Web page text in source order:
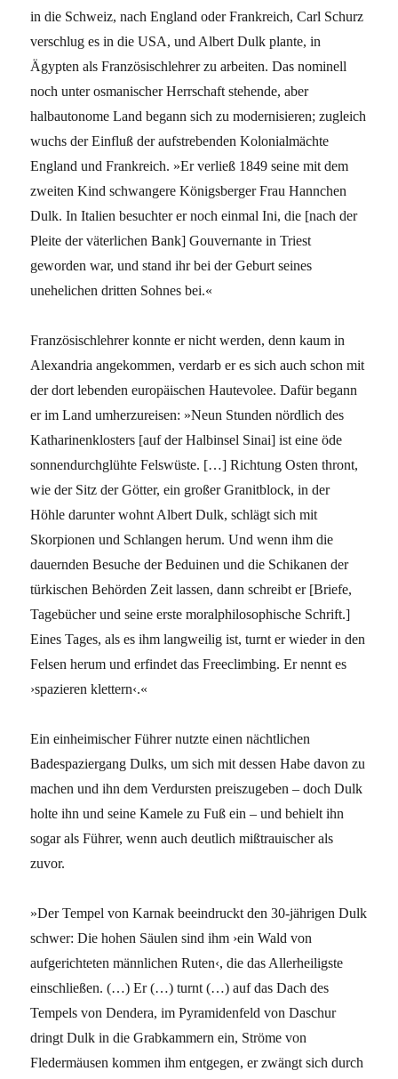
in die Schweiz, nach England oder Frankreich, Carl Schurz
verschlug es in die USA, und Albert Dulk plante, in
Ägypten als Französischlehrer zu arbeiten. Das nominell
noch unter osmanischer Herrschaft stehende, aber
halbautonome Land begann sich zu modernisieren; zugleich
wuchs der Einfluß der aufstrebenden Kolonialmächte
England und Frankreich. »Er verließ 1849 seine mit dem
zweiten Kind schwangere Königsberger Frau Hannchen
Dulk. In Italien besuchter er noch einmal Ini, die [nach der
Pleite der väterlichen Bank] Gouvernante in Triest
geworden war, und stand ihr bei der Geburt seines
unehelichen dritten Sohnes bei.«
Französischlehrer konnte er nicht werden, denn kaum in
Alexandria angekommen, verdarb er es sich auch schon mit
der dort lebenden europäischen Hautevolee. Dafür begann
er im Land umherzureisen: »Neun Stunden nördlich des
Katharinenklosters [auf der Halbinsel Sinai] ist eine öde
sonnendurchglühte Felswüste. […] Richtung Osten thront,
wie der Sitz der Götter, ein großer Granitblock, in der
Höhle darunter wohnt Albert Dulk, schlägt sich mit
Skorpionen und Schlangen herum. Und wenn ihm die
dauernden Besuche der Beduinen und die Schikanen der
türkischen Behörden Zeit lassen, dann schreibt er [Briefe,
Tagebücher und seine erste moralphilosophische Schrift.]
Eines Tages, als es ihm langweilig ist, turnt er wieder in den
Felsen herum und erfindet das Freeclimbing. Er nennt es
›spazieren klettern‹.«
Ein einheimischer Führer nutzte einen nächtlichen
Badespaziergang Dulks, um sich mit dessen Habe davon zu
machen und ihn dem Verdursten preiszugeben – doch Dulk
holte ihn und seine Kamele zu Fuß ein – und behielt ihn
sogar als Führer, wenn auch deutlich mißtrauischer als
zuvor.
»Der Tempel von Karnak beeindruckt den 30-jährigen Dulk
schwer: Die hohen Säulen sind ihm ›ein Wald von
aufgerichteten männlichen Ruten‹, die das Allerheiligste
einschließen. (…) Er (…) turnt (…) auf das Dach des
Tempels von Dendera, im Pyramidenfeld von Daschur
dringt Dulk in die Grabkammern ein, Ströme von
Fledermäusen kommen ihm entgegen, er zwängt sich durch